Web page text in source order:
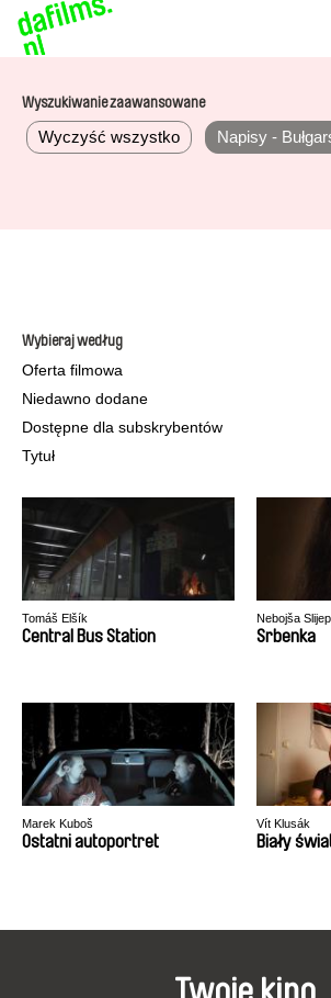
Wyszukiwanie zaawansowane
Wyczyść wszystko Napisy -
Wybieraj według
Oferta filmowa
Niedawno dodane
Dostępne dla subskrybentów
Tytuł
Tomáš Elšík
Central Bus Station
Nebojša
Srbenka
Marek Kuboš
Ostatni autoportret
Vít Klusák
Biały